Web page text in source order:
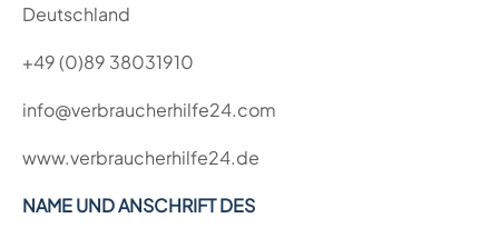
Deutschland
+49 (0)89 38031910
info@verbraucherhilfe24.com
www.verbraucherhilfe24.de
NAME UND ANSCHRIFT DES